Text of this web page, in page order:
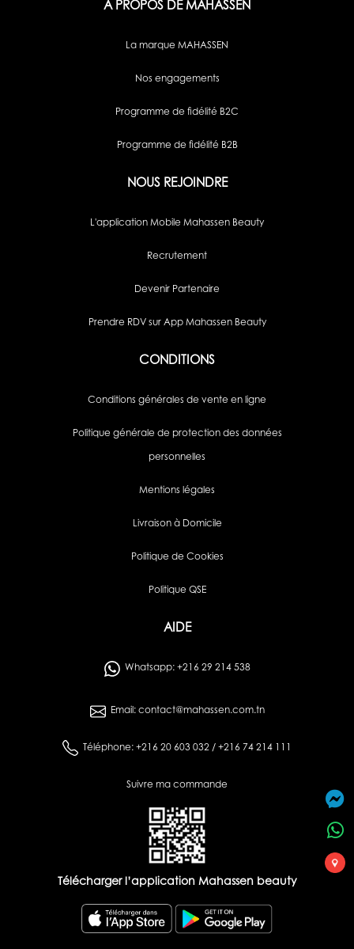
A PROPOS DE MAHASSEN
La marque MAHASSEN
Nos engagements
Programme de fidélité B2C
Programme de fidélité B2B
NOUS REJOINDRE
L'application Mobile Mahassen Beauty
Recrutement
Devenir Partenaire
Prendre RDV sur App Mahassen Beauty
CONDITIONS
Conditions générales de vente en ligne
Politique générale de protection des données
personnelles
Mentions légales
Livraison à Domicile
Politique de Cookies
Politique QSE
AIDE
Whatsapp: +216 29 214 538
Email: contact@mahassen.com.tn
Téléphone: +216 20 603 032 / +216 74 214 111
Suivre ma commande
Télécharger l’application Mahassen beauty